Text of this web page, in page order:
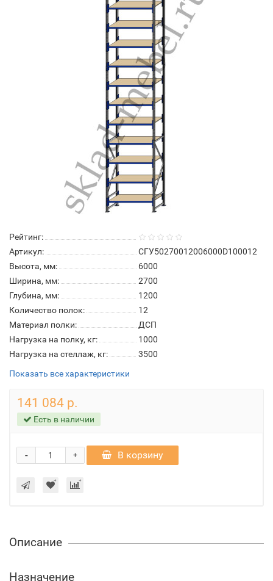
Рейтинг:
Артикул:
СГУ50270012006000D100012
Высота, мм:
6000
Ширина, мм:
2700
Глубина, мм:
1200
Количество полок:
12
Материал полки:
ДСП
Нагрузка на полку, кг:
1000
Нагрузка на стеллаж, кг:
3500
Показать все характеристики
141 084 р.
Есть в наличии
+
- В корзину
Описание
Назначение